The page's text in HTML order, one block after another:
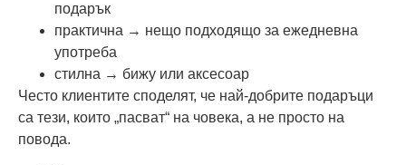
подарък
практична → нещо подходящо за ежедневна
употреба
стилна → бижу или аксесоар
Често клиентите споделят, че най-добрите подаръци
са тези, които „пасват“ на човека, а не просто на
повода.